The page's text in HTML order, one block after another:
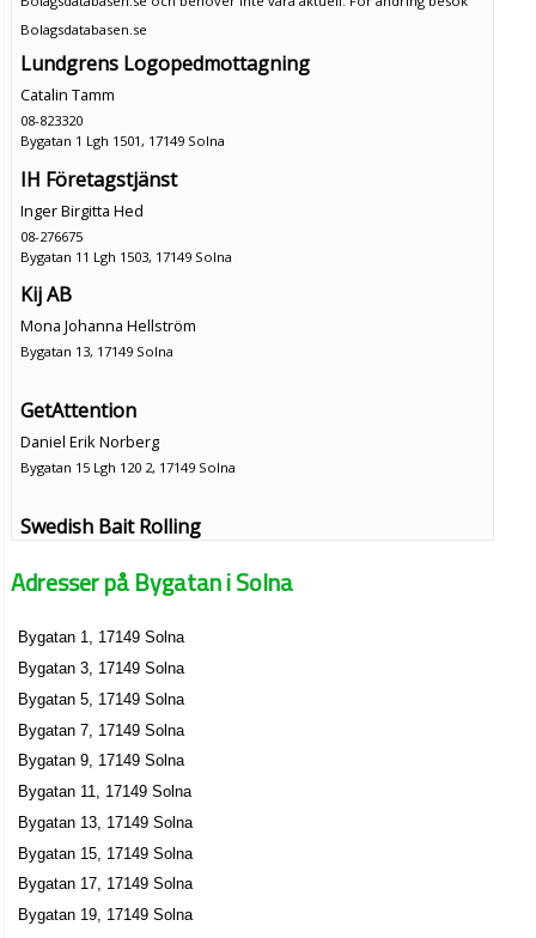
Bolagsdatabasen.se
Lundgrens Logopedmottagning
Catalin Tamm
08-823320
Bygatan 1 Lgh 1501, 17149 Solna
IH Företagstjänst
Inger Birgitta Hed
08-276675
Bygatan 11 Lgh 1503, 17149 Solna
Kij AB
Mona Johanna Hellström
Bygatan 13, 17149 Solna
GetAttention
Daniel Erik Norberg
Bygatan 15 Lgh 120 2, 17149 Solna
Swedish Bait Rolling
Bygatan 15 Lgh 140 2, 17149 Solna
Engelsöy Lindahl HB
070-7970790
Bygatan 17, 17149 Solna
Charlotta Lindahl Terapi och Utveckling AB
Charlotta Maria Lindahl
08-270790
Bygatan 17, 17149 Solna
EXSURGO AB
Paul Donald Balsom
Bygatan 17, 17149 Solna
Adresser på Bygatan i Solna
Bygatan 1, 17149 Solna
Bygatan 3, 17149 Solna
Bygatan 5, 17149 Solna
Bygatan 7, 17149 Solna
Bygatan 9, 17149 Solna
Bygatan 11, 17149 Solna
Bygatan 13, 17149 Solna
Bygatan 15, 17149 Solna
Bygatan 17, 17149 Solna
Bygatan 19, 17149 Solna